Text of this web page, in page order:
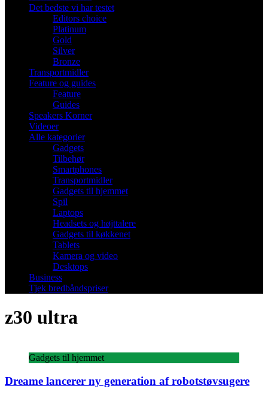
Det bedste vi har testet
Editors choice
Platinum
Gold
Silver
Bronze
Transportmidler
Feature og guides
Feature
Guides
Speakers Korner
Videoer
Alle kategorier
Gadgets
Tilbehør
Smartphones
Transportmidler
Gadgets til hjemmet
Spil
Laptops
Headsets og højttalere
Gadgets til køkkenet
Tablets
Kamera og video
Desktops
Business
Tjek bredbåndspriser
z30 ultra
Gadgets til hjemmet
Dreame lancerer ny generation af robotstøvsugere